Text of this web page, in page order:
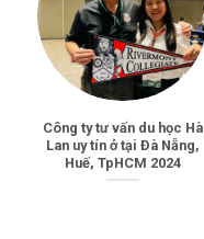
Công ty tư vấn du học Hà
Lan uy tín ở tại Đà Nẵng,
Huế, TpHCM 2024